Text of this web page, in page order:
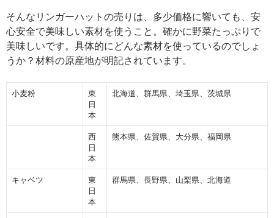
そんなリンガーハットの売りは、多少価格に響いても、安
心安全で美味しい素材を使うこと。確かに野菜たっぷりで
美味しいです。具体的にどんな素材を使っているのでしょ
うか？材料の原産地が明記されています。
小麦粉
東
日
本
北海道、群馬県、埼玉県、茨城県
西
日
本
熊本県、佐賀県、大分県、福岡県
キャベツ
東
日
本
群馬県、長野県、山梨県、北海道